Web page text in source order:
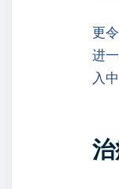
更
进
入